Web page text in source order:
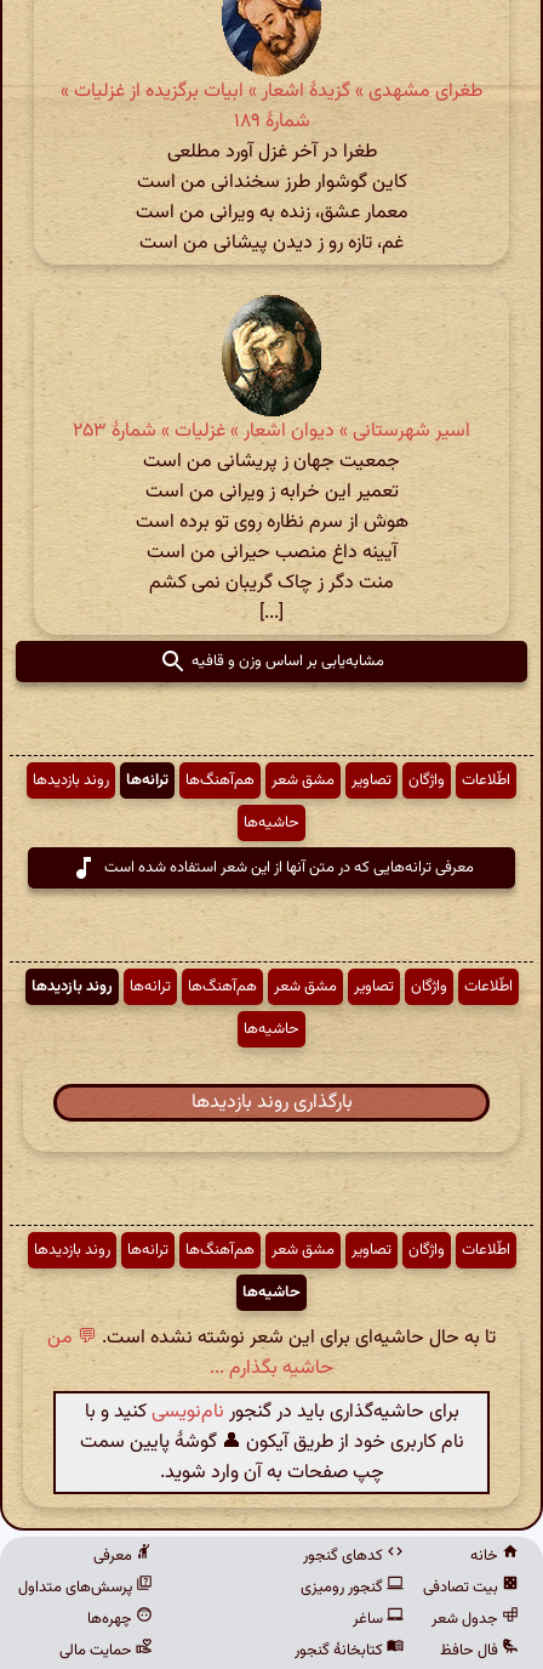
طغرای مشهدی » گزیدهٔ اشعار » ابیات برگزیده از غزلیات »
شمارهٔ ۱۸۹
طغرا در آخر غزل آورد مطلعی
کاین گوشوار طرز سخندانی من است
معمار عشق، زنده به ویرانی من است
غم، تازه رو ز دیدن پیشانی من است
اسیر شهرستانی » دیوان اشعار » غزلیات » شمارهٔ ۲۵۳
جمعیت جهان ز پریشانی من است
تعمیر این خرابه ز ویرانی من است
هوش از سرم نظاره روی تو برده است
آیینه داغ منصب حیرانی من است
منت دگر ز چاک گریبان نمی کشم
[...]
مشابه‌یابی بر اساس وزن و قافیه
اطّلاعات واژگان تصاویر مشق شعر هم‌آهنگ‌ها ترانه‌ها
روند بازدیدها
حاشیه‌ها
معرفی ترانه‌هایی که در متن آنها از این شعر استفاده شده است
اطّلاعات واژگان تصاویر مشق شعر هم‌آهنگ‌ها ترانه‌ها
روند بازدیدها
حاشیه‌ها
بارگذاری روند بازدیدها
اطّلاعات واژگان تصاویر مشق شعر هم‌آهنگ‌ها ترانه‌ها
روند بازدیدها
حاشیه‌ها
تا به حال حاشیه‌ای برای این شعر نوشته نشده است.💬 من
حاشیه بگذارم ...
برای حاشیه‌گذاری باید در گنجور نام‌نویسیکنید و با
نام کاربری خود از طریق آیکون 👤 گوشهٔ پایین سمت
چپ صفحات به آن وارد شوید.
خانه
بیت تصادفی
جدول شعر
فال حافظ
کدهای گنجور
گنجور رومیزی
ساغر
کتابخانهٔ گنجور
معرفی
پرسش‌های متداول
چهره‌ها
حمایت مالی